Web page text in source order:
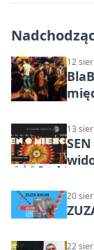
12
13
20
22